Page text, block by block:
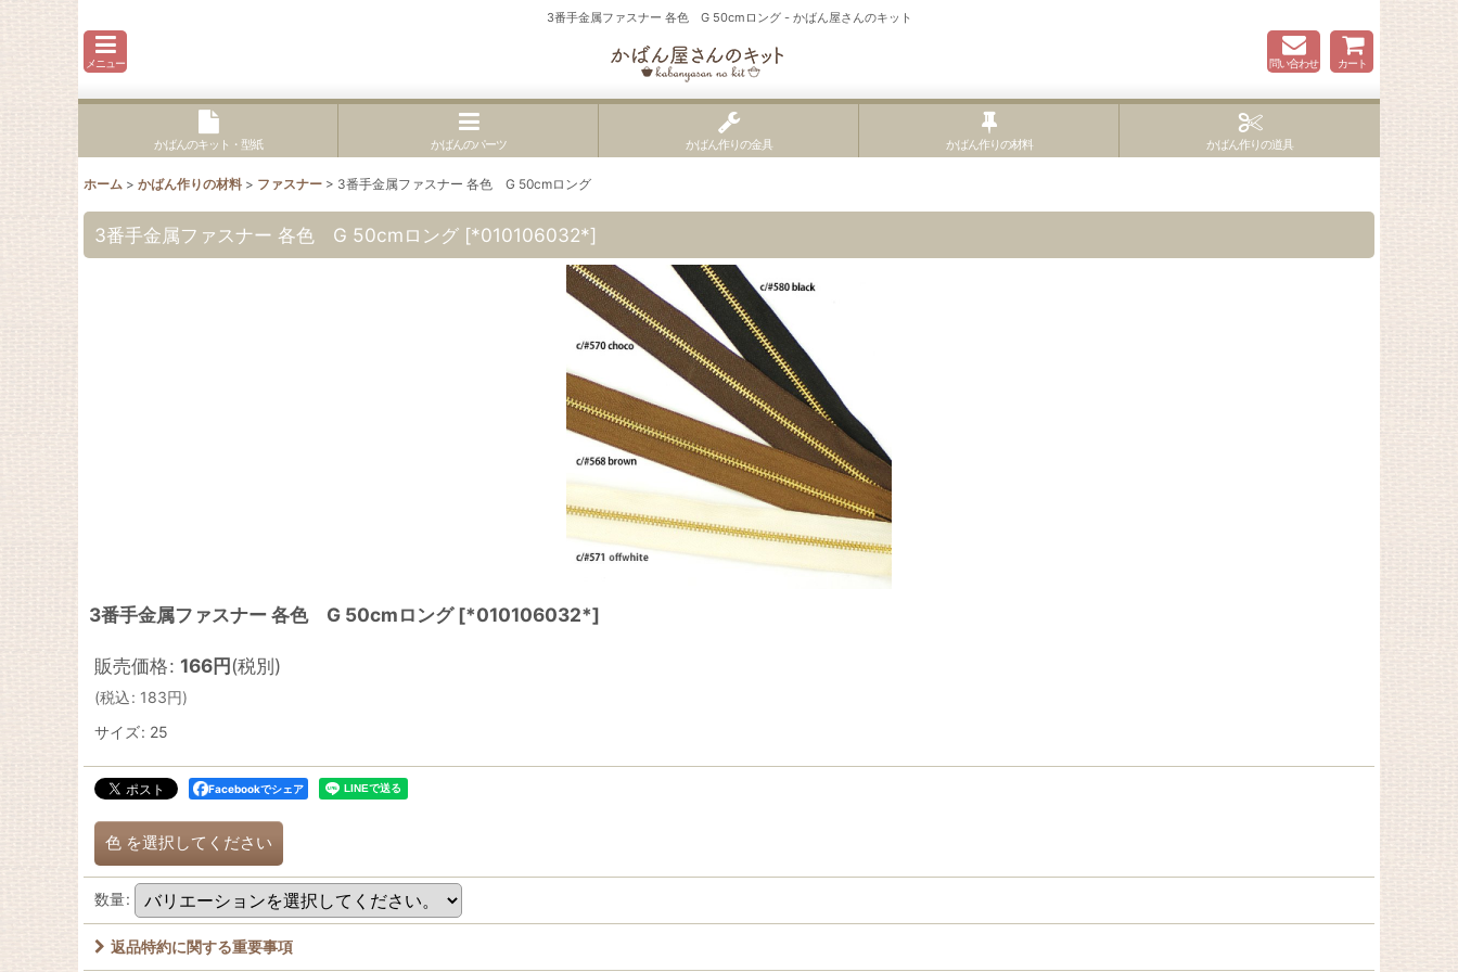
3番手金属ファスナー 各色 G 50cmロング - かばん屋さんのキット
メニュー 問い合わせ カート
かばんのキット・型紙 かばんのパーツ かばん作りの金具 かばん作りの材料 かばん作りの道具
ホーム > かばん作りの材料 > ファスナー > 3番手金属ファスナー 各色 G 50cmロング
3番手金属ファスナー 各色 G 50cmロング [*010106032*]
3番手金属ファスナー 各色 G 50cmロング [*010106032*]
販売価格: 166円(税別)
(税込: 183円)
サイズ: 25
Facebookでシェア
色 を選択してください
数量:
返品特約に関する重要事項